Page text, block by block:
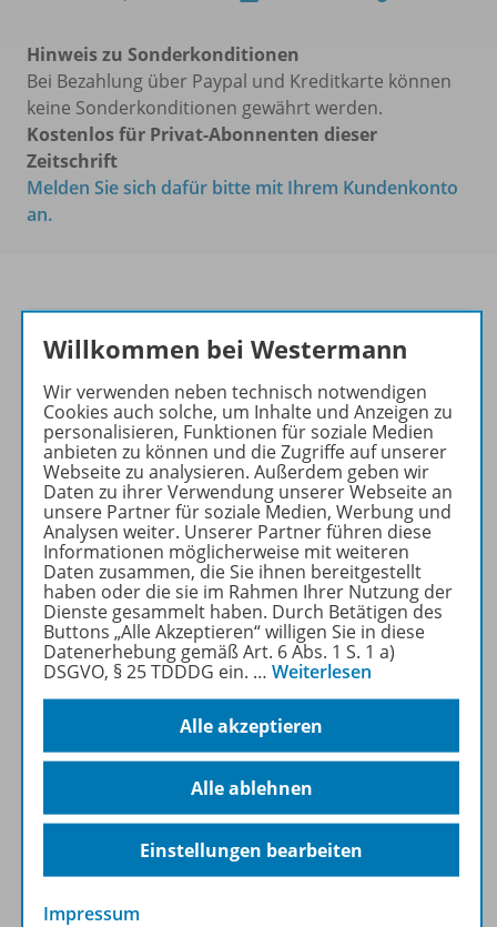
Hinweis zu Sonderkonditionen
Bei Bezahlung über Paypal und Kreditkarte können
keine Sonderkonditionen gewährt werden.
Kostenlos für Privat-Abonnenten dieser
Zeitschrift
Melden Sie sich dafür bitte mit Ihrem Kundenkonto
an.
PRAXIS POLITIK &
WIRTSCHAFT
Ihr Wegweiser zu den
wichtigsten Seiten:
zu den Abo-Angeboten
zum Zeitschriftenkiosk
zum Online-Archiv
Mehr zur Zeitschrift
Informationen
Beschreibung
Weitere Inhalte der Ausgabe
Willkommen bei Westermann
Wir verwenden neben technisch notwendigen
Cookies auch solche, um Inhalte und Anzeigen zu
personalisieren, Funktionen für soziale Medien
anbieten zu können und die Zugriffe auf unserer
Webseite zu analysieren. Außerdem geben wir
Daten zu ihrer Verwendung unserer Webseite an
unsere Partner für soziale Medien, Werbung und
Analysen weiter. Unserer Partner führen diese
Informationen möglicherweise mit weiteren
Daten zusammen, die Sie ihnen bereitgestellt
haben oder die sie im Rahmen Ihrer Nutzung der
Dienste gesammelt haben. Durch Betätigen des
Buttons „Alle Akzeptieren“ willigen Sie in diese
Datenerhebung gemäß Art. 6 Abs. 1 S. 1 a)
DSGVO, § 25 TDDDG ein. … Weiterlesen
Alle akzeptieren
Alle ablehnen
Einstellungen bearbeiten
Impressum